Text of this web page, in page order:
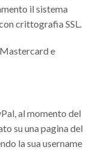
il sistema
crittografia SSL.
e
al momento del
su una pagina del
la sua username